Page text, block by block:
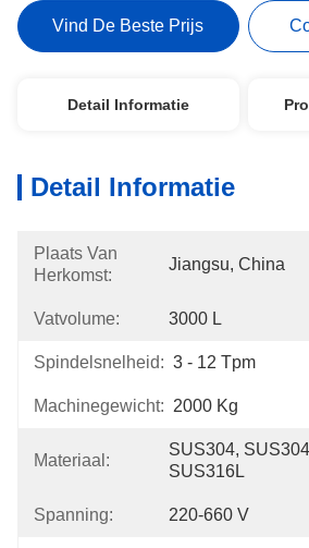
Vind De Beste Prijs
Detail Informatie
Detail Informatie
Plaats Van
Herkomst:
Jiangsu, China
Vatvolume: 3000 L
Spindelsnelheid: 3 - 12 Tpm
Machinegewicht: 2000 Kg
Materiaal:
SUS304,
SUS316L
Spanning: 220-660 V